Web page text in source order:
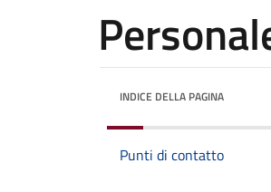
INDICE DELLA PAGINA
Punti di contatto